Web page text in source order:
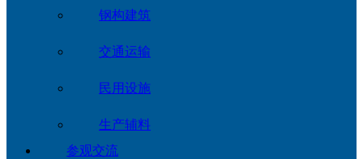
钢构建筑
交通运输
民用设施
生产辅料
参观交流